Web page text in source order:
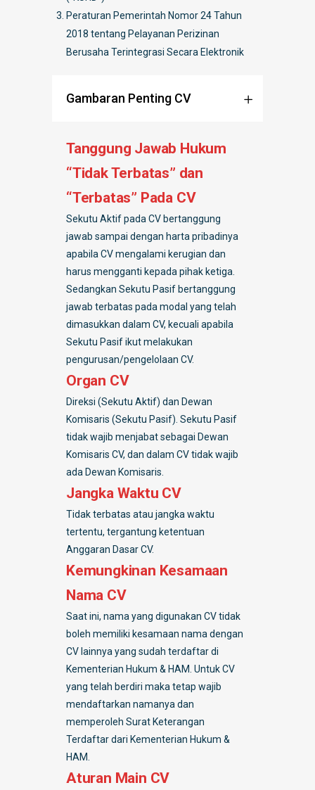
Peraturan Pemerintah Nomor 24 Tahun
2018 tentang Pelayanan Perizinan
Berusaha Terintegrasi Secara Elektronik
Gambaran Penting CV
Tanggung Jawab Hukum
“Tidak Terbatas” dan
“Terbatas” Pada CV
Sekutu Aktif pada CV bertanggung
jawab sampai dengan harta pribadinya
apabila CV mengalami kerugian dan
harus mengganti kepada pihak ketiga.
Sedangkan Sekutu Pasif bertanggung
jawab terbatas pada modal yang telah
dimasukkan dalam CV, kecuali apabila
Sekutu Pasif ikut melakukan
pengurusan/pengelolaan CV.
Organ CV
Direksi (Sekutu Aktif) dan Dewan
Komisaris (Sekutu Pasif). Sekutu Pasif
tidak wajib menjabat sebagai Dewan
Komisaris CV, dan dalam CV tidak wajib
ada Dewan Komisaris.
Jangka Waktu CV
Tidak terbatas atau jangka waktu
tertentu, tergantung ketentuan
Anggaran Dasar CV.
Kemungkinan Kesamaan
Nama CV
Saat ini, nama yang digunakan CV tidak
boleh memiliki kesamaan nama dengan
CV lainnya yang sudah terdaftar di
Kementerian Hukum & HAM. Untuk CV
yang telah berdiri maka tetap wajib
mendaftarkan namanya dan
memperoleh Surat Keterangan
Terdaftar dari Kementerian Hukum &
HAM.
Aturan Main CV